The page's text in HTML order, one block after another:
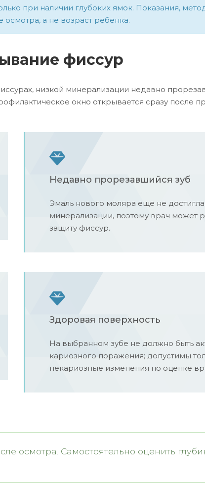
при наличии глубоких ямок. Показания,
а не возраст ребенка.
фиссур
низкой минерализации недавно
окно открывается сразу после
Недавно прорезавшийся зуб
Эмаль нового моляра еще не
минерализации, поэтому врач может
защиту фиссур.
Здоровая поверхность
На выбранном зубе не должно быть
кариозного поражения; допустимы
некариозные изменения по оценке
осмотра. Самостоятельно оценить